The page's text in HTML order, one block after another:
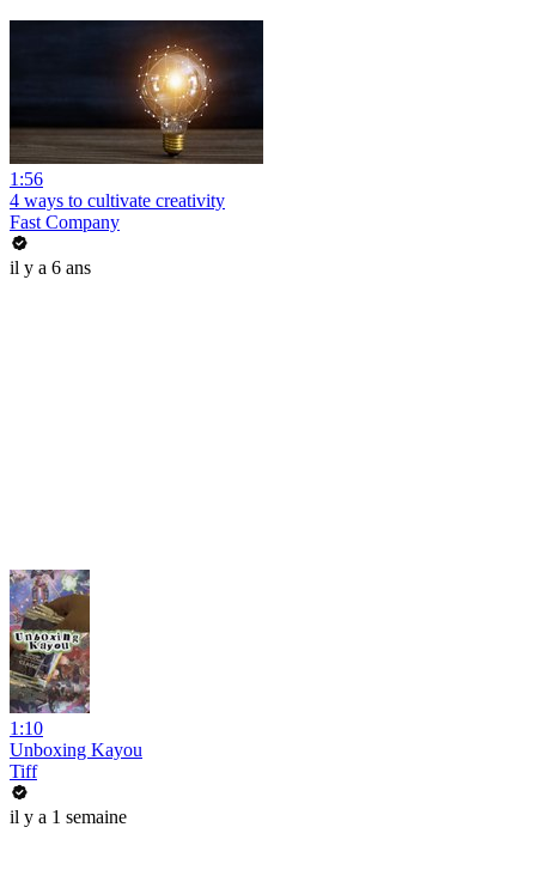
1:56
4 ways to cultivate creativity
Fast Company
il y a 6 ans
1:10
Unboxing Kayou
Tiff
il y a 1 semaine